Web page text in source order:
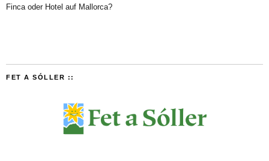
Finca oder Hotel auf Mallorca?
FET A SÓLLER ::